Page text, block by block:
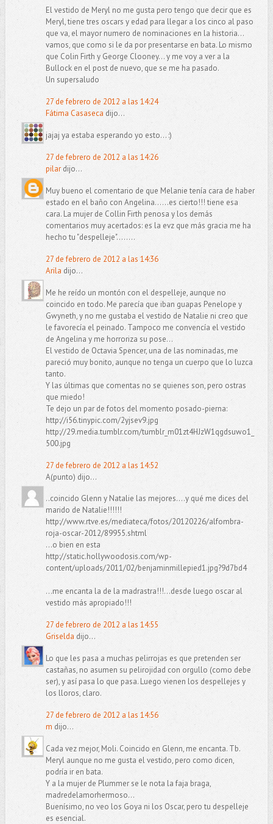
El vestido de Meryl no me gusta pero tengo que decir que es
Meryl, tiene tres oscars y edad para llegar a los cinco al paso
que va, el mayor numero de nominaciones en la historia...
vamos, que como si le da por presentarse en bata. Lo mismo
que Colin Firth y George Clooney... y me voy a ver a la
Bullock en el post de nuevo, que se me ha pasado.
Un supersaludo
27 de febrero de 2012 a las 14:24
Fátima Casaseca dijo...
jajaj ya estaba esperando yo esto... :)
27 de febrero de 2012 a las 14:26
pilardijo...
Muy bueno el comentario de que Melanie tenía cara de haber
estado en el baño con Angelina......es cierto!!! tiene esa
cara. La mujer de Collin Firth penosa y los demás
comentarios muy acertados: es la evz que más gracia me ha
hecho tu "despelleje"........
27 de febrero de 2012 a las 14:36
Arila dijo...
Me he reído un montón con el despelleje, aunque no
coincido en todo. Me parecía que iban guapas Penelope y
Gwyneth, y no me gustaba el vestido de Natalie ni creo que
le favorecía el peinado. Tampoco me convencía el vestido
de Angelina y me horroriza su pose...
El vestido de Octavia Spencer, una de las nominadas, me
pareció muy bonito, aunque no tenga un cuerpo que lo luzca
tanto.
Y las últimas que comentas no se quienes son, pero ostras
que miedo!
Te dejo un par de fotos del momento posado-pierna:
http://i56.tinypic.com/2yjsev9.jpg
http://29.media.tumblr.com/tumblr_m01zt4HJzW1qgdsuwo1_
500.jpg
27 de febrero de 2012 a las 14:52
A(punto) dijo...
..coincido Glenn y Natalie las mejores....y qué me dices del
marido de Natalie!!!!!!
http://www.rtve.es/mediateca/fotos/20120226/alfombra-
roja-oscar-2012/89955.shtml
...o bien en esta
http://static.hollywoodosis.com/wp-
content/uploads/2011/02/benjaminmillepied1.jpg?9d7bd4
...me encanta la de la madrastra!!!...desde luego oscar al
vestido más apropiado!!!
27 de febrero de 2012 a las 14:55
Griselda dijo...
Lo que les pasa a muchas pelirrojas es que pretenden ser
castañas, no asumen su pelirojidad con orgullo (como debe
ser), y así pasa lo que pasa. Luego vienen los despellejes y
los lloros, claro.
27 de febrero de 2012 a las 14:56
m dijo...
Cada vez mejor, Moli. Coincido en Glenn, me encanta. Tb.
Meryl aunque no me gusta el vestido, pero como dicen,
podría ir en bata.
Y a la mujer de Plummer se le nota la faja braga,
madredelamorhermoso...
Buenísimo, no veo los Goya ni los Oscar, pero tu despelleje
es esencial.